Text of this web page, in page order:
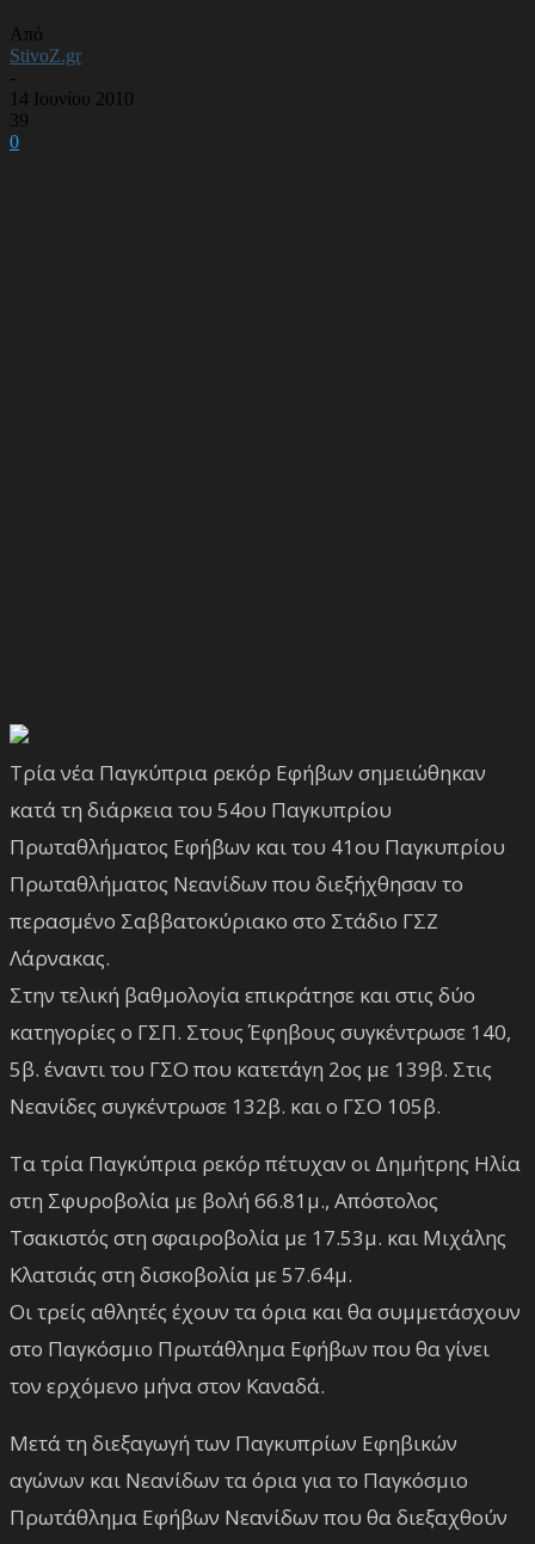
Από
StivoZ.gr
-
14 Ιουνίου 2010
39
0
Τρία νέα Παγκύπρια ρεκόρ Εφήβων σημειώθηκαν
κατά τη διάρκεια του 54ου Παγκυπρίου
Πρωταθλήματος Εφήβων και του 41ου Παγκυπρίου
Πρωταθλήματος Νεανίδων που διεξήχθησαν το
περασμένο Σαββατοκύριακο στο Στάδιο ΓΣΖ
Λάρνακας.
Στην τελική βαθμολογία επικράτησε και στις δύο
κατηγορίες ο ΓΣΠ. Στους Έφηβους συγκέντρωσε 140,
5β. έναντι του ΓΣΟ που κατετάγη 2ος με 139β. Στις
Νεανίδες συγκέντρωσε 132β. και ο ΓΣΟ 105β.
Τα τρία Παγκύπρια ρεκόρ πέτυχαν οι Δημήτρης Ηλία
στη Σφυροβολία με βολή 66.81μ., Απόστολος
Τσακιστός στη σφαιροβολία με 17.53μ. και Μιχάλης
Κλατσιάς στη δισκοβολία με 57.64μ.
Οι τρείς αθλητές έχουν τα όρια και θα συμμετάσχουν
στο Παγκόσμιο Πρωτάθλημα Εφήβων που θα γίνει
τον ερχόμενο μήνα στον Καναδά.
Μετά τη διεξαγωγή των Παγκυπρίων Εφηβικών
αγώνων και Νεανίδων τα όρια για το Παγκόσμιο
Πρωτάθλημα Εφήβων Νεανίδων που θα διεξαχθούν